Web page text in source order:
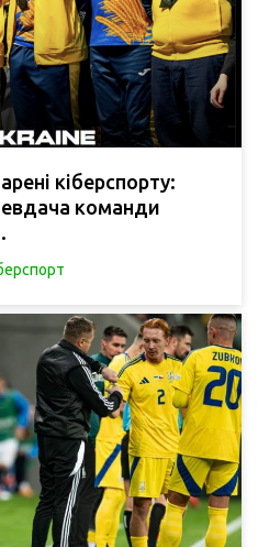
кіберспорту:
команди